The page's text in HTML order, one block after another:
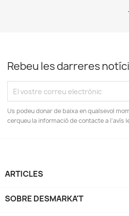
Rebeu les darreres
Us podeu donar de baixa en qualsevol
cerqueu la informació de contacte a l'avís
ARTICLES
SOBRE DESMARKA'T